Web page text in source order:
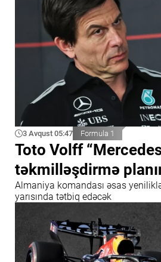
3 Avqust 05:47 Formula 1
Toto Volff
təkmilləşdirmə
Almaniya komandası əsas
yarısında tətbiq edəcək